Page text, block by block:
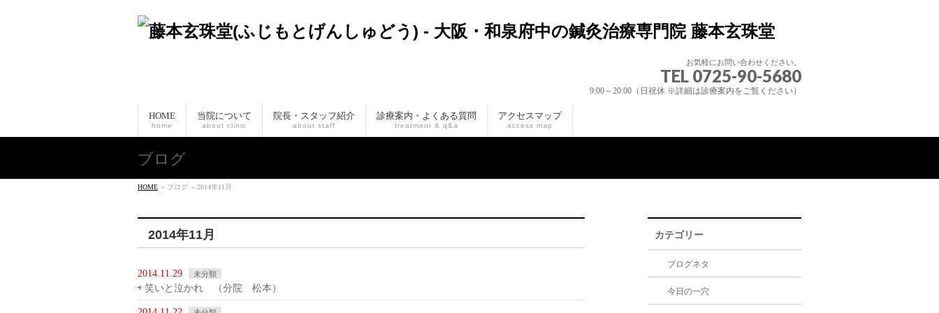
お気軽にお問い合わせください。
TEL 0725-90-5680
9:00～20:00（日祝休 ※詳細は診療案内をご覧ください）
HOME
home
当院について
about clinic
院長・スタッフ紹介
about staff
診療案内・よくある質問
treatment & q&a
アクセスマップ
access map
ブログ
HOME » ブログ » 2014年11月
2014年11月
2014.11.29 未分類
笑いと泣かれ （分院 松本）
カテゴリー
ブログネタ
今日の一穴